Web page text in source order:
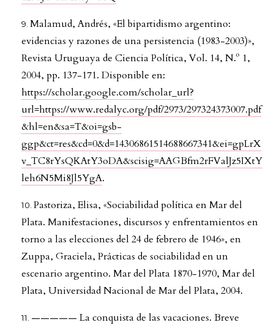
Malamud, Andrés, «El bipartidismo argentino:
evidencias y razones de una persistencia (1983-2003)»,
Revista Uruguaya de Ciencia Política, Vol. 14, N.º 1,
2004, pp. 137-171. Disponible en:
https://scholar.google.com/scholar_url?
url=https://www.redalyc.org/pdf/2973/297324373007.pdf
&hl=en&sa=T&oi=gsb-
ggp&ct=res&cd=0&d=14306861514688667341&ei=gpLrX
v_TC8rYsQKAtY3oDA&scisig=AAGBfm2rFValJz5IXtY
leh6N5Mi8Jl5YgA.
Pastoriza, Elisa, «Sociabilidad política en Mar del
Plata. Manifestaciones, discursos y enfrentamientos en
torno a las elecciones del 24 de febrero de 1946», en
Zuppa, Graciela, Prácticas de sociabilidad en un
escenario argentino. Mar del Plata 1870-1970, Mar del
Plata, Universidad Nacional de Mar del Plata, 2004.
————— La conquista de las vacaciones. Breve